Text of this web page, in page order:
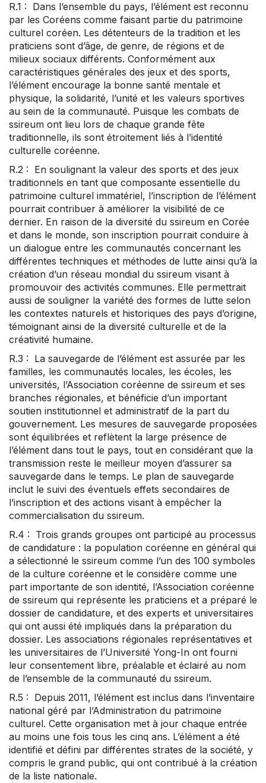
R.1 : Dans l’ensemble du pays, l’élément est reconnu
par les Coréens comme faisant partie du patrimoine
culturel coréen. Les détenteurs de la tradition et les
praticiens sont d’âge, de genre, de régions et de
milieux sociaux différents. Conformément aux
caractéristiques générales des jeux et des sports,
l’élément encourage la bonne santé mentale et
physique, la solidarité, l’unité et les valeurs sportives
au sein de la communauté. Puisque les combats de
ssireum ont lieu lors de chaque grande fête
traditionnelle, ils sont étroitement liés à l’identité
culturelle coréenne.
R.2 : En soulignant la valeur des sports et des jeux
traditionnels en tant que composante essentielle du
patrimoine culturel immatériel, l’inscription de l’élément
pourrait contribuer à améliorer la visibilité de ce
dernier. En raison de la diversité du ssireum en Corée
et dans le monde, son inscription pourrait conduire à
un dialogue entre les communautés concernant les
différentes techniques et méthodes de lutte ainsi qu’à la
création d’un réseau mondial du ssireum visant à
promouvoir des activités communes. Elle permettrait
aussi de souligner la variété des formes de lutte selon
les contextes naturels et historiques des pays d’origine,
témoignant ainsi de la diversité culturelle et de la
créativité humaine.
R.3 : La sauvegarde de l’élément est assurée par les
familles, les communautés locales, les écoles, les
universités, l’Association coréenne de ssireum et ses
branches régionales, et bénéficie d’un important
soutien institutionnel et administratif de la part du
gouvernement. Les mesures de sauvegarde proposées
sont équilibrées et reflètent la large présence de
l’élément dans tout le pays, tout en considérant que la
transmission reste le meilleur moyen d’assurer sa
sauvegarde dans le temps. Le plan de sauvegarde
inclut le suivi des éventuels effets secondaires de
l’inscription et des actions visant à empêcher la
commercialisation du ssireum.
R.4 : Trois grands groupes ont participé au processus
de candidature : la population coréenne en général qui
a sélectionné le ssireum comme l’un des 100 symboles
de la culture coréenne et le considère comme une
part importante de son identité, l’Association coréenne
de ssireum qui représente les praticiens et a préparé le
dossier de candidature, et des experts et universitaires
qui ont aussi été impliqués dans la préparation du
dossier. Les associations régionales représentatives et
les universitaires de l’Université Yong-In ont fourni
leur consentement libre, préalable et éclairé au nom
de l’ensemble de la communauté du ssireum.
R.5 : Depuis 2011, l’élément est inclus dans l’inventaire
national géré par l’Administration du patrimoine
culturel. Cette organisation met à jour chaque entrée
au moins une fois tous les cinq ans. L’élément a été
identifié et défini par différentes strates de la société, y
compris le grand public, qui ont contribué à la création
de la liste nationale.